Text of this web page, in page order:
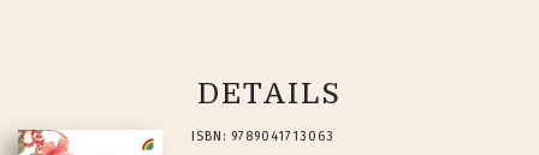
DETAILS
ISBN: 9789041713063